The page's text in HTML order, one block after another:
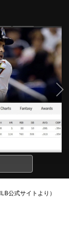
公式サイトより）